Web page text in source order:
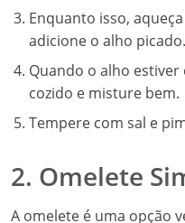
Enquanto isso,
adicione o alho picado.
Quando o alho
cozido e misture bem.
Tempere com sal e
2. Omelete
A omelete é uma opção